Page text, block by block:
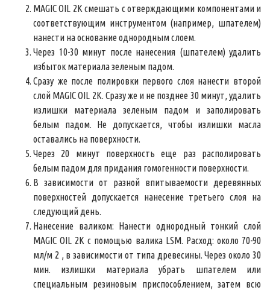
MAGIC OIL 2K смешать с отверждающими компонентами и
соответствующим инструментом (например, шпателем)
нанести на основание однородным слоем.
Через 10-30 минут после нанесения (шпателем) удалить
избыток материала зеленым падом.
Сразу же после полировки первого слоя нанести второй
слой MAGIC OIL 2K. Сразу же и не позднее 30 минут, удалить
излишки материала зеленым падом и заполировать
белым падом. Не допускается, чтобы излишки масла
оставались на поверхности.
Через 20 минут поверхность еще раз располировать
белым падом для придания гомогенности поверхности.
В зависимости от разной впитываемости деревянных
поверхностей допускается нанесение третьего слоя на
следующий день.
Нанесение валиком: Нанести однородный тонкий слой
MAGIC OIL 2K с помощью валика LSM. Расход: около 70-90
мл/м 2 , в зависимости от типа древесины. Через около 30
мин. излишки материала убрать шпателем или
специальным резиновым приспособлением, затем всю